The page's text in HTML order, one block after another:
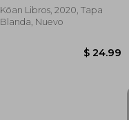
Kōan Libros, 2020, Tapa
Blanda, Nuevo